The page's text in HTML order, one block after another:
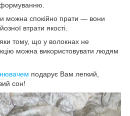
можна спокійно прати — вони
втрати якості.
тому, що у волокнах не
можна використовувати людям
подарує Вам легкий,
сон!